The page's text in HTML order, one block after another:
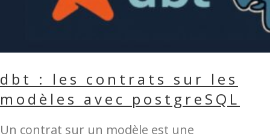
dbt : les contrats sur les
modèles avec postgreSQL
Un contrat sur un modèle est une